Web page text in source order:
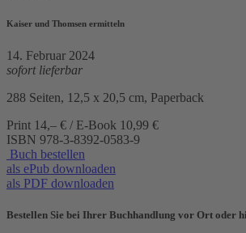
Kaiser und Thomsen ermitteln
14. Februar 2024
sofort lieferbar
288 Seiten, 12,5 x 20,5 cm, Paperback
Print 14,– € / E-Book 10,99 €
ISBN 978-3-8392-0583-9
Buch bestellen
als ePub downloaden
als PDF downloaden
Bestellen Sie bei Ihrer Buchhandlung vor Ort oder